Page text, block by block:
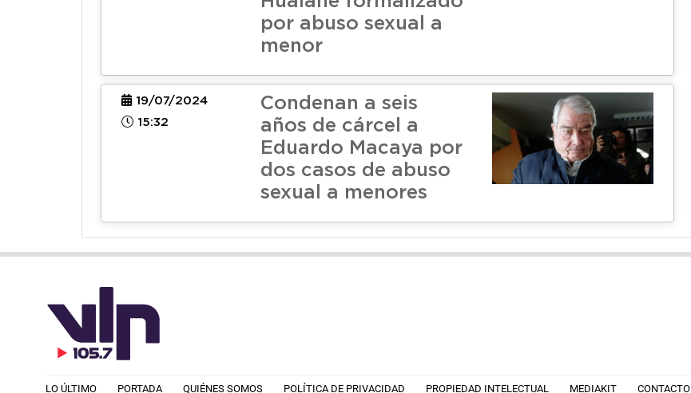
por abuso sexual a
menor
19/07/2024
15:32
Condenan a seis
años de cárcel a
Eduardo Macaya por
dos casos de abuso
sexual a menores
LO ÚLTIMO PORTADA QUIÉNES SOMOS POLÍTICA DE PRIVACIDAD PROPIEDAD INTELECTUAL MEDIAKIT CONTACTO